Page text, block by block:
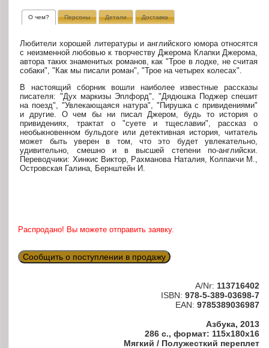
О чем? Персоны Детали Доставка
Любители хорошей литературы и английского юмора относятся
с неизменной любовью к творчеству Джерома Клапки Джерома,
автора таких знаменитых романов, как "Трое в лодке, не считая
собаки", "Как мы писали роман", "Трое на четырех колесах".
В настоящий сборник вошли наиболее известные рассказы
писателя: "Дух маркизы Эплфорд", "Дядюшка Поджер спешит
на поезд", "Увлекающаяся натура", "Пирушка с привидениями"
и другие. О чем бы ни писал Джером, будь то история о
привидениях, трактат о "суете и тщеславии", рассказ о
необыкновенном бульдоге или детективная история, читатель
может быть уверен в том, что это будет увлекательно,
удивительно, смешно и в высшей степени по-английски.
Переводчики: Хинкис Виктор, Рахманова Наталия, Колпакчи М.,
Островская Галина, Бернштейн И.
Распродано! Вы можете отправить заявку.
Сообщить о поступлении в продажу
A/Nr: 113716402
ISBN: 978-5-389-03698-7
EAN: 9785389036987
Азбука, 2013
286 с., формат: 115x180x16
Мягкий / Полужесткий переплет